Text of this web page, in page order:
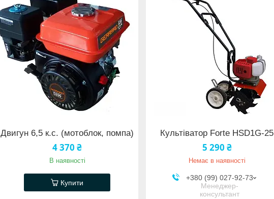
Двигун 6,5 к.с. (мотоблок, помпа)
4 370 ₴
В наявності
Купити
Культіватор Forte HSD1G-25
5 290 ₴
Немає в наявності
+380 (99) 027-92-73
Менеджер-
консультант